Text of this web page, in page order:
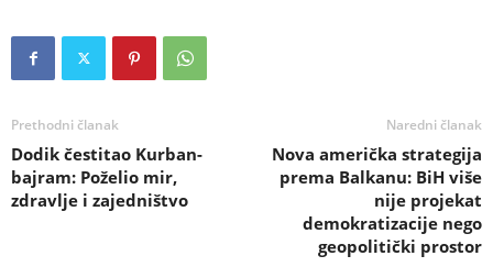
Prethodni članak
Dodik čestitao Kurban-
bajram: Poželio mir,
zdravlje i zajedništvo
Naredni članak
Nova američka strategija
prema Balkanu: BiH više
nije projekat
demokratizacije nego
geopolitički prostor